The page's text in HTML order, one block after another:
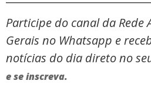
Participe do canal da Rede
Gerais no Whatsapp e
notícias do dia direto no
e se inscreva.